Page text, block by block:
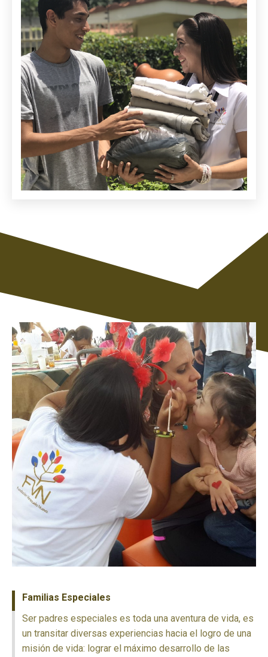
Familias Especiales
Ser padres especiales es toda una aventura de vida, es
un transitar diversas experiencias hacia el logro de una
misión de vida: lograr el máximo desarrollo de las